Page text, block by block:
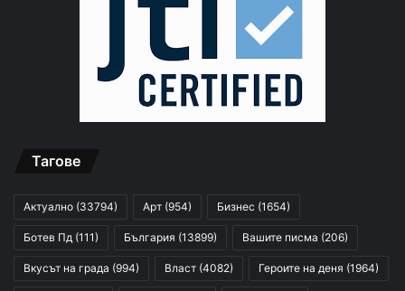
Тагове
Актуално (33794) Арт (954) Бизнес (1654)
Ботев Пд (111) България (13899) Вашите писма (206)
Вкусът на града (994) Власт (4082) Героите на деня (1964)